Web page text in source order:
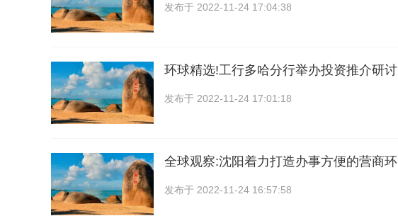
发布于 2022-11-24 17:04:38
环球精选!工行多哈分行举办投资推介研讨
发布于 2022-11-24 17:01:18
全球观察:沈阳着力打造办事方便的营商环
发布于 2022-11-24 16:57:58